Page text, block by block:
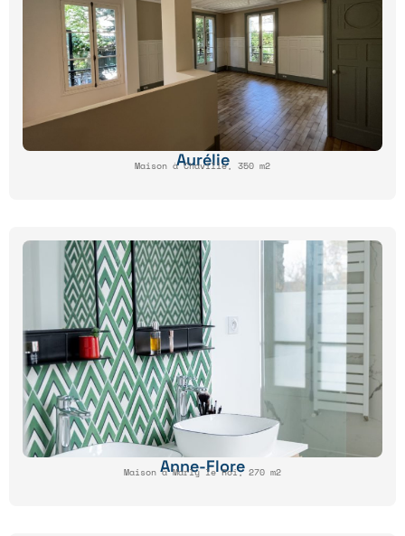
Aurélie
Maison à Chaville, 350 m2
Anne-Flore
Maison à Marly le Roi, 270 m2